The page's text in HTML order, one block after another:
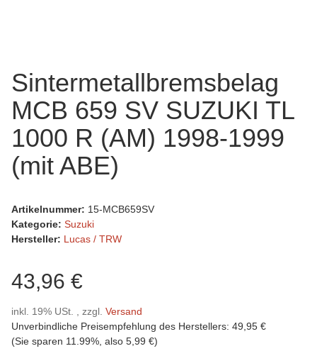
Sintermetallbremsbelag
MCB 659 SV SUZUKI TL
1000 R (AM) 1998-1999
(mit ABE)
Artikelnummer: 15-MCB659SV
Kategorie: Suzuki
Hersteller: Lucas / TRW
43,96 €
inkl. 19% USt. , zzgl. Versand
Unverbindliche Preisempfehlung des Herstellers: 49,95 €
(Sie sparen 11.99% , also 5,99 €)